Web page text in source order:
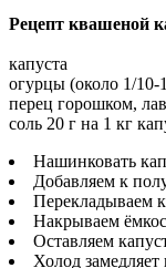
Рецепт квашеной
капуста
огурцы (около 1/
перец горошком,
соль 20 г на 1 кг
Нашинковать
Добавляем к
Перекладываем
Накрываем
Оставляем
Холод